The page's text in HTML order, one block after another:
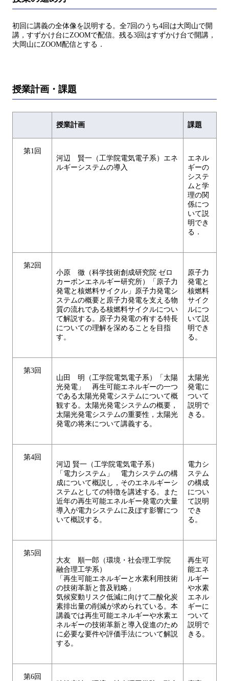
初回に講義の全体像を説明する。全7回のうち4回は大岡山で開
講，すずかけ台にZOOMで配信。残る3回はすずかけ台で開講，
大岡山にZOOM配信とする．
授業計画・課題
授業計画 課題
第1回
河辺 賢一（工学院電気電子系）エネ
ルギーシステムの導入
エネル
ギーの
システ
ムと学
理の関
係につ
いて説
明でき
る．
第2回
小原 徹（科学技術創成研究院 ゼロ
カーボンエネルギー研究所）「原子力
発電と核燃料サイクル」原子力発電シ
ステムの概要と原子力発電を支える物
質の流れである核燃料サイクルについ
て解説する。原子力発電の有する特長
についての理解を深めることを目指
す。
原子力
発電と
核燃料
サイク
ルにつ
いて説
明でき
る。
第3回
山田 明（工学院電気電子系）「太陽
光発電」 再生可能エネルギーの一つ
である太陽光発電システムについて概
観する。太陽光発電システムの概要，
太陽光発電システムの重要性，太陽光
発電の将来について講義する。
太陽光
発電に
ついて
説明で
きる。
第4回
河辺 賢一（工学院電気電子系）
「電力システム」 電力システムの構
成について概説し，そのエネルギーシ
ステムとしての特徴を講述する。また
近年の再生可能エネルギー発電の大量
導入が電力システムに及ぼす影響につ
いて概説する。
電力シ
ステム
の構成
につい
て説明
でき
る。
第5回
大友 順一郎（環境・社会理工学院
融合理工学系）
「再生可能エネルギーと水素利用技術
の技術革新と普及戦略」
気候変動リスク低減に向けて二酸化炭
素排出量の削減が求められている。本
講義では再生可能エネルギーや水素エ
ネルギーの技術革新と導入促進のため
に必要な要件や評価手法について解説
する。
再生可
能エネ
ルギー
や水素
エネル
ギーに
ついて
説明で
きる。
第6回